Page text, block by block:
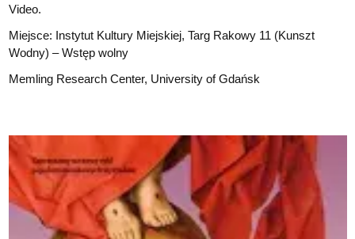
Video.
Miejsce: Instytut Kultury Miejskiej, Targ Rakowy 11 (Kunszt
Wodny) – Wstęp wolny
Memling Research Center, University of Gdańsk